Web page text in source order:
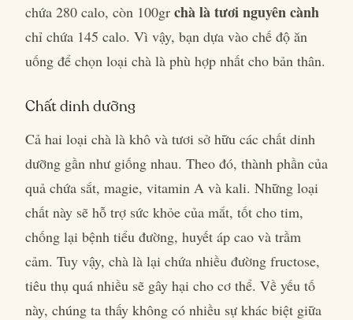
chứa 280 calo, còn 100gr chà là tươi nguyên cành
chỉ chứa 145 calo. Vì vậy, bạn dựa vào chế độ ăn
uống để chọn loại chà là phù hợp nhất cho bản thân.
Chất dinh dưỡng
Cả hai loại chà là khô và tươi sở hữu các chất dinh
dưỡng gần như giống nhau. Theo đó, thành phần của
quả chứa sắt, magie, vitamin A và kali. Những loại
chất này sẽ hỗ trợ sức khỏe của mắt, tốt cho tim,
chống lại bệnh tiểu đường, huyết áp cao và trầm
cảm. Tuy vậy, chà là lại chứa nhiều đường fructose,
tiêu thụ quá nhiều sẽ gây hại cho cơ thể. Về yếu tố
này, chúng ta thấy không có nhiều sự khác biệt giữa